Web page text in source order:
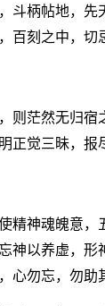
柄帖地，
刻之中，
茫然无归
觉三昧，
神魂魄意
以养虚，
心勿忘，勿助